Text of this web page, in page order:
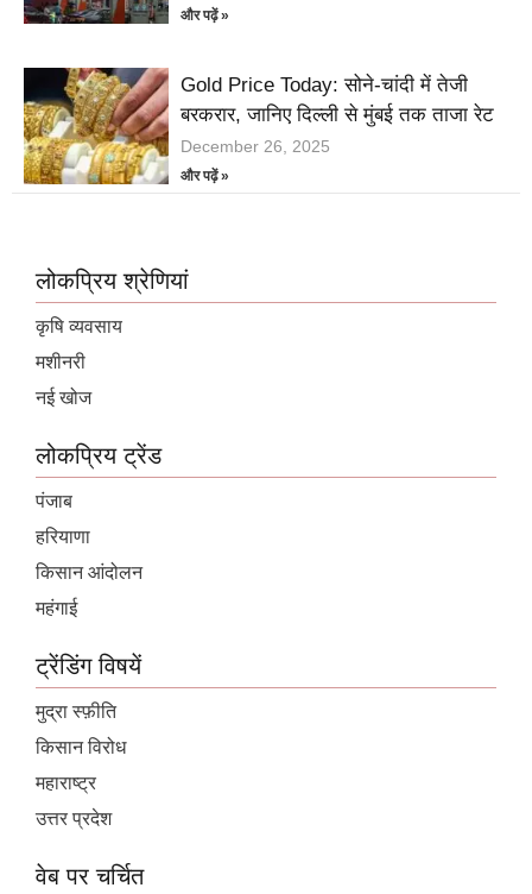
और पढ़ें »
Gold Price Today: सोने-चांदी में तेजी
बरकरार, जानिए दिल्ली से मुंबई तक ताजा रेट
December 26, 2025
और पढ़ें »
लोकप्रिय श्रेणियां
कृषि व्यवसाय
मशीनरी
नई खोज
लोकप्रिय ट्रेंड
पंजाब
हरियाणा
किसान आंदोलन
महंगाई
ट्रेंडिंग विषयें
मुद्रा स्फ़ीति
किसान विरोध
महाराष्ट्र
उत्तर प्रदेश
वेब पर चर्चित